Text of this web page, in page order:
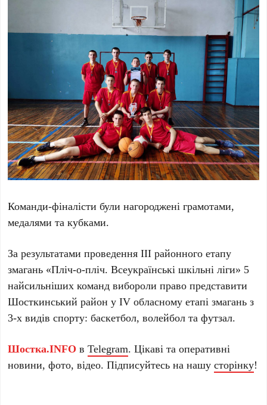
Команди-фіналісти були нагороджені грамотами,
медалями та кубками.
За результатами проведення ІІІ районного етапу
змагань «Пліч-о-пліч. Всеукраїнські шкільні ліги» 5
найсильніших команд вибороли право представити
Шосткинський район у IV обласному етапі змагань з
3-х видів спорту: баскетбол, волейбол та футзал.
Шостка.INFO вTelegram. Цікаві та оперативні
новини, фото, відео. Підписуйтесь на нашусторінку!